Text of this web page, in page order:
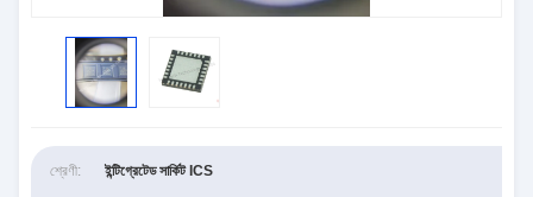
শ্রেণী: ইন্টিগ্রেটেড সার্কিট ICS